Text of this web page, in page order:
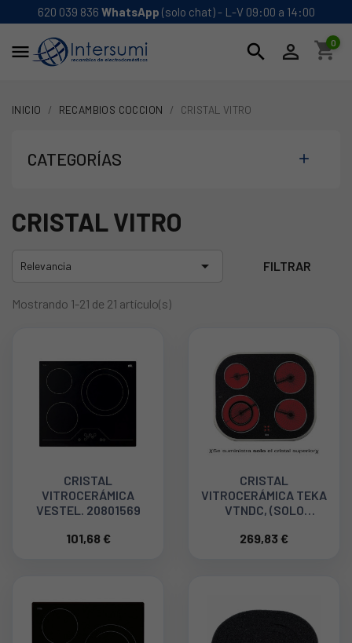
620 039 836 WhatsApp (solo chat) - L-V 09:00 a 14:00
 search  shopping_cart
0
INICIO RECAMBIOS COCCION CRISTAL VITRO
CATEGORÍAS 
CRISTAL VITRO
Relevancia  FILTRAR
Mostrando 1-21 de 21 artículo(s)
CRISTAL
VITROCERÁMICA
VESTEL. 20801569
101,68 €
CRISTAL
VITROCERÁMICA TEKA
VTNDC, (SOLO
269,83 €